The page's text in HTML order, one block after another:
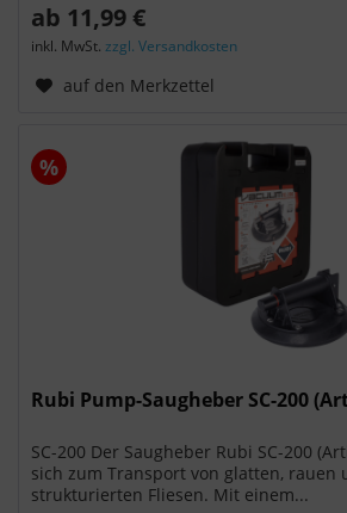
ab 11,99 €
inkl. MwSt.zzgl. Versandkosten
auf den Merkzettel
%
Rubi Pump-Saugheber SC-200
SC-200 Der Saugheber Rubi SC-200
sich zum Transport von glatten, rauen
strukturierten Fliesen. Mit einem...